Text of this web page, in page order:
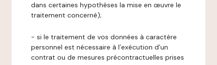
dans certaines hypothèses la mise en œuvre le
traitement concerné);
- si le traitement de vos données à caractère
personnel est nécessaire à l’exécution d’un
contrat ou de mesures précontractuelles prises